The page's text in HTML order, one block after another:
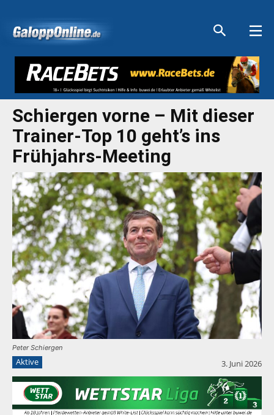
Schiergen vorne – Mit dieser
Trainer-Top 10 geht’s ins
Frühjahrs-Meeting
Peter Schiergen
Aktive 3. Juni 2026